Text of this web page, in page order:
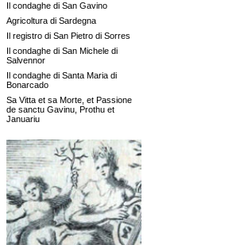
Il condaghe di San Gavino
Agricoltura di Sardegna
Il registro di San Pietro di Sorres
Il condaghe di San Michele di
Salvennor
Il condaghe di Santa Maria di
Bonarcado
Sa Vitta et sa Morte, et Passione
de sanctu Gavinu, Prothu et
Januariu